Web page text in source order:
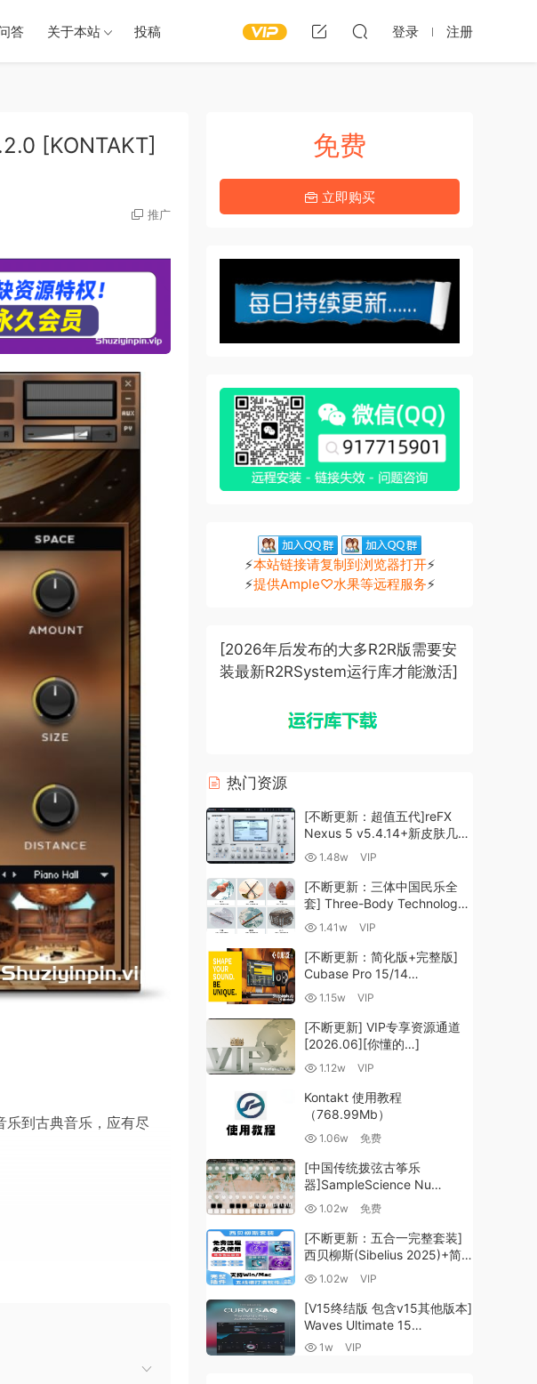
答 关于本站 投稿 登录 注册
[KONTAKT]
推广
乐到古典音乐，应有尽
，THE GRANDEUR 也
典音乐作品。
和锤子声音的音量。使
让您无需离开界面即可
免费
立即购买
⚡本站链接请复制到浏览器打开⚡
⚡提供Ample♡水果等远程服务⚡
[2026年后发布的大多R2R版需要安
装最新R2RSystem运行库才能激活]
热门资源
[不断更新：超值五代]reFX
Nexus 5 v5.4.14+新皮肤几十
套+原厂+全套扩展+教程
1.48w VIP
[不断更新：三体中国民乐全
套] Three-Body Technology-
R2R [WiN, MacOSX]
1.41w VIP
[不断更新：简化版+完整版]
Cubase Pro 15/14
VR/R2R/U2B+原厂音源+插件
MacOSX]（704.0MB+）
1.15w VIP
[不断更新] VIP专享资源通道
[2026.06][你懂的…]
1.12w VIP
Kontakt 使用教程
（768.99Mb）
1.06w 免费
[中国传统拨弦古筝乐
器]SampleScience Nu
Guzheng v2.0 x64 VST
VST3 AU DECENT SAMPLER
[WiN, MacOSX]（158MB)
1.02w 免费
[不断更新：五合一完整套装]
西贝柳斯(Sibelius 2025)+简
谱插件V8+图片识别+音频识别
MacOSX]（80.48GB+）
1.02w VIP
[V15终结版 包含v15其他版本]
Waves Ultimate 15
v25.05.27+一键安装版+安装
1w VIP